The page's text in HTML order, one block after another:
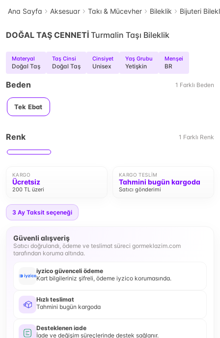
Ana Sayfa Aksesuar Takı & Mücevher Bileklik Bijuteri
DOĞAL TAŞ CENNETİ Turmalin Taşı Bileklik
Materyal
Doğal Taş
Taş Cinsi
Doğal Taş
Cinsiyet
Unisex
Yaş Grubu
Yetişkin
Menşei
BR
Beden 1 Farklı Beden
Tek Ebat
Renk 1 Farklı Renk
KARGO
Ücretsiz
200 TL üzeri
KARGO TESLIM
Tahmini bugün kargoda
Satıcı gönderimi
3 Ay Taksit seçeneği
Güvenli alışveriş
Satıcı doğrulandı, ödeme ve teslimat süreci gormeklazim.com
tarafından koruma altında.
iyzico güvenceli ödeme
Kart bilgileriniz şifreli, ödeme iyzico korumasında.
Hızlı teslimat
Tahmini bugün kargoda
Desteklenen iade
İade ve değişim süreçlerinde destek sağlanır.